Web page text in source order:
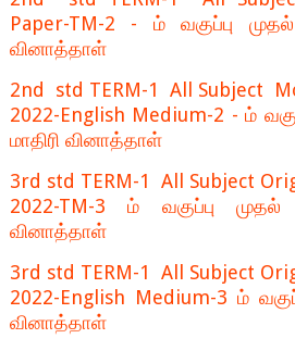
Paper-TM-2 - ம் வகுப்பு முதல்
வினாத்தாள்
2nd std TERM-1 All Subject
2022-English Medium-2 - ம்
மாதிரி வினாத்தாள்
3rd std TERM-1 All Subject
2022-TM-3 ம் வகுப்பு முதல்
வினாத்தாள்
3rd std TERM-1 All Subject
2022-English Medium-3 ம்
வினாத்தாள்